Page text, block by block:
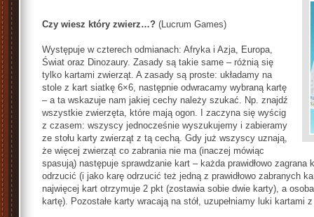
Czy wiesz który zwierz…? (Lucrum Games)
Występuje w czterech odmianach: Afryka i Azja, Europa,
Świat oraz Dinozaury. Zasady są takie same – różnią się
tylko kartami zwierząt. A zasady są proste: układamy na
stole z kart siatkę 6×6, następnie odwracamy wybraną kartę
– a ta wskazuje nam jakiej cechy należy szukać. Np. znajdź
wszystkie zwierzęta, które mają ogon. I zaczyna się wyścig
z czasem: wszyscy jednocześnie wyszukujemy i zabieramy
ze stołu karty zwierząt z tą cechą. Gdy już wszyscy uznają,
że więcej zwierząt co zabrania nie ma (inaczej mówiąc
spasują) następuje sprawdzanie kart – każda prawidłowo zagrana
odrzucić (i jako karę odrzucić też jedną z prawidłowo zabranych
najwięcej kart otrzymuje 2 pkt (zostawia sobie dwie karty), a
kartę). Pozostałe karty wracają na stół, uzupełniamy luki